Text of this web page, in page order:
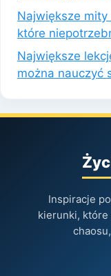
Największe
które
Największe
można nauczyć
Inspiracje
kierunki,